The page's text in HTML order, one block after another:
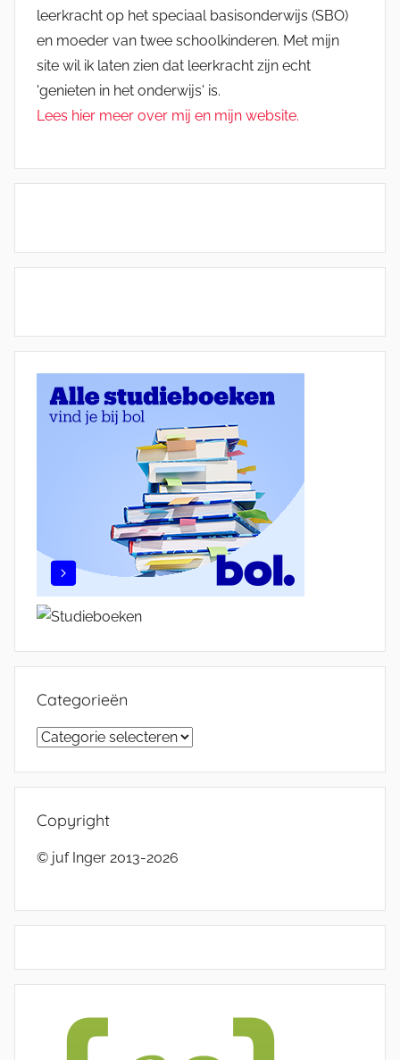
leerkracht op het speciaal basisonderwijs (SBO)
en moeder van twee schoolkinderen. Met mijn
site wil ik laten zien dat leerkracht zijn echt
'genieten in het onderwijs' is.
Lees hier meer over mij en mijn website.
Categorieën
Categorieën
Copyright
© juf Inger 2013-2026